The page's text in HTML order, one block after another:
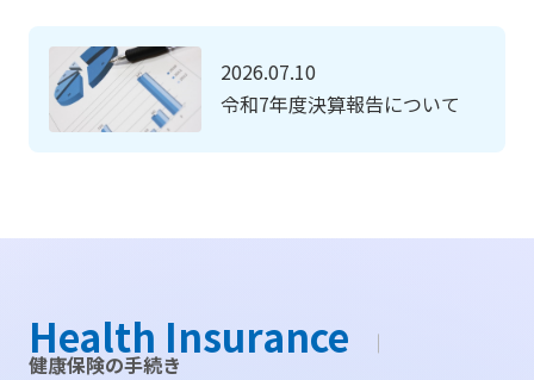
2026.07.10
令和7年度決算報告について
Health Insurance
健康保険の手続き